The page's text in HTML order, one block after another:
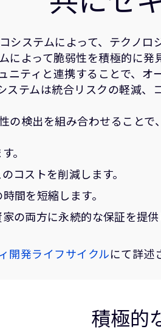
システムによって、テクノ
によって脆弱性を積極的に
ニティと連携することで、
テムは統合リスクの軽減
検出を組み合わせることで
。
コストを削減します。
間を短縮します。
の両方に永続的な保証を提供
開発ライフサイクルにて詳述
積極的